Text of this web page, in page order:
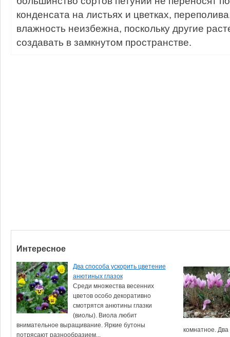
конденсата на листьях и цветках,
влажность неизбежна, поскольку другие
создавать в замкнутом пространстве.
Интересное
Два способа ускорить цветение
анютиных глазок
Среди множества весенних
цветов особо декоративно
смотрятся анютины глазки
(виолы). Виола любит
внимательное выращивание. Яркие бутоны
потрясают разнообразием...
комнатное. Два